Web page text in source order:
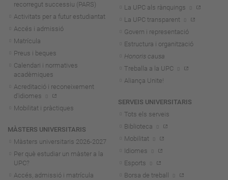
recorregut successiu (PARS)
Activitats per a futur estudiantat
Accés i admissió
Matrícula
Preus i beques
Calendari i normatives
acadèmiques
Acreditació i reconeixement
d'idiomes
Mobilitat i pràctiques
MÀSTERS UNIVERSITARIS
Màsters universitaris 2026-2027
Per què estudiar un màster a la
UPC?
Accés, admissió i matrícula
La UPC als rànquings
La UPC transparent
Govern i representació
Estructura i organització
Honoris causa
Treballa a la UPC
Aliança Unite!
SERVEIS UNIVERSITARIS
Tots els serveis
Biblioteca
Mobilitat
Idiomes
Esports
Borsa de treball